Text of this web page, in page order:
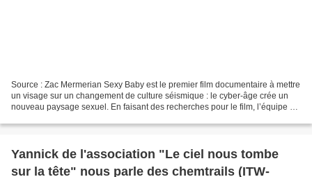
Source : Zac Mermerian Sexy Baby est le premier film documentaire à mettre
un visage sur un changement de culture séismique : le cyber-âge crée un
nouveau paysage sexuel. En faisant des recherches pour le film, l’équipe a
Yannick de l'association "Le ciel nous tombe
sur la tête" nous parle des chemtrails (ITW-